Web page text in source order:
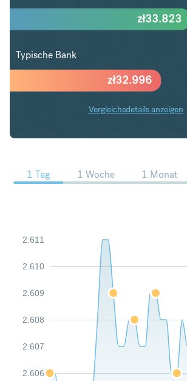
zł32.996
zł33.823
Typische Bank
Vergleichsdetails anzeigen
AUD in PLN
1 Tag 1 Woche 1 Monat
2.606
2.607
2.608
2.609
2.610
2.611